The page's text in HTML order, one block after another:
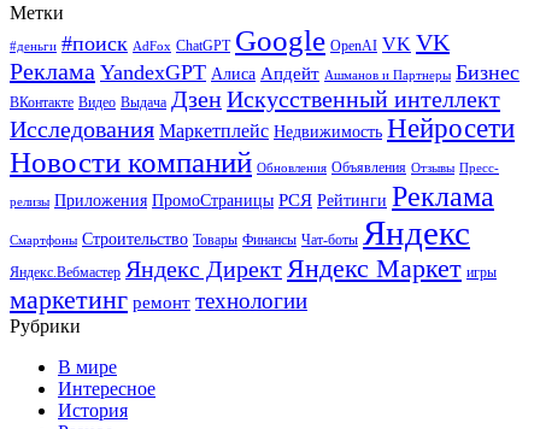
Метки
#деньги #поиск AdFox ChatGPT Google OpenAI VK VK
Реклама YandexGPT Алиса Апдейт Ашманов и Партнеры Бизнес
ВКонтакте Видео Выдача ДзенИскусственный интеллект
Исследования Маркетплейс Недвижимость Нейросети
Новости компаний Обновления Объявления Отзывы Пресс-
релизы Приложения ПромоСтраницы РСЯ Рейтинги Реклама
Смартфоны Строительство Товары Финансы Чат-боты Яндекс
Яндекс.Вебмастер Яндекс Директ Яндекс Маркет игры
маркетинг ремонт технологии
Рубрики
В мире
Интересное
История